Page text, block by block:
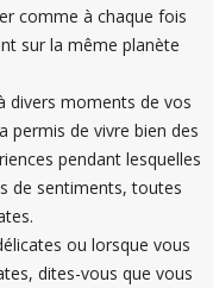
comme à chaque fois
sur la même planète
divers moments de vos
permis de vivre bien des
pendant lesquelles
de sentiments, toutes
ou lorsque vous
dites-vous que vous